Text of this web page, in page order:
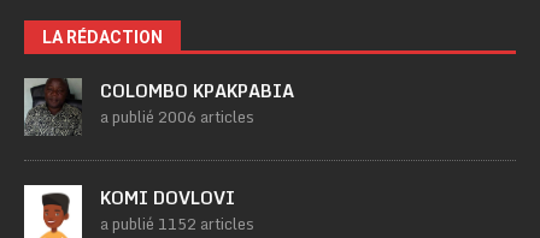
LA RÉDACTION
COLOMBO KPAKPABIA
a publié 2006 articles
KOMI DOVLOVI
a publié 1152 articles